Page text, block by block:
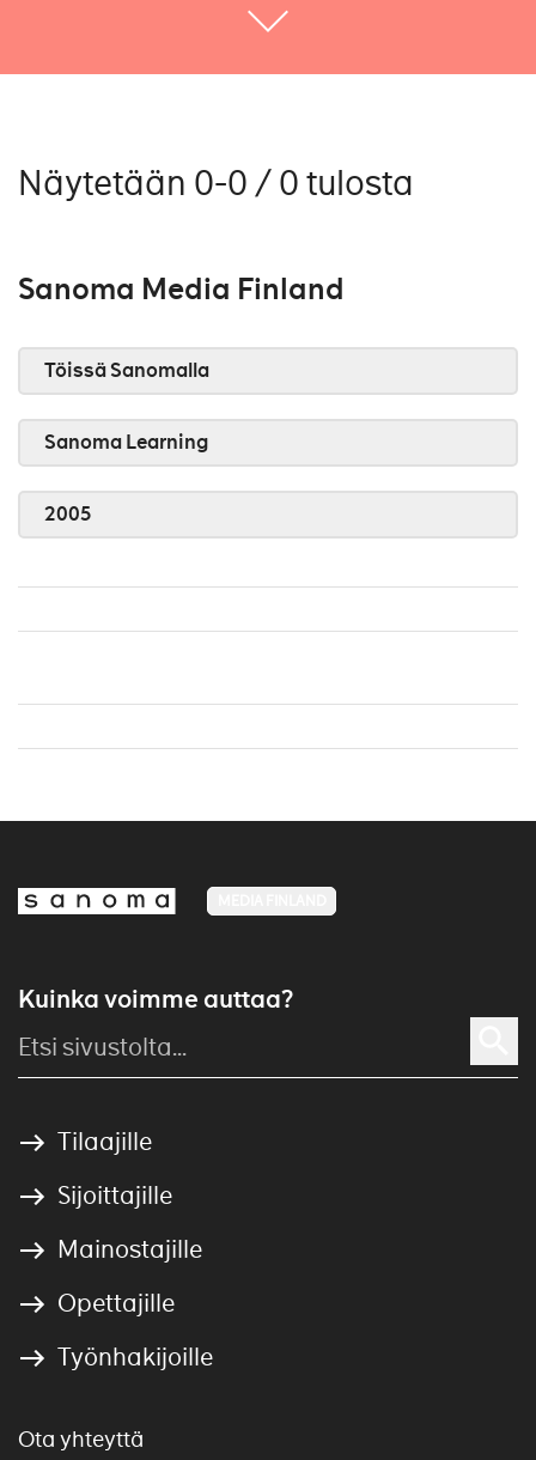
Näytetään 0-0 / 0 tulosta
Sanoma Media Finland
Töissä Sanomalla
Sanoma Learning
2005
Kuinka voimme auttaa?
Tilaajille
Sijoittajille
Mainostajille
Opettajille
Työnhakijoille
Ota yhteyttä